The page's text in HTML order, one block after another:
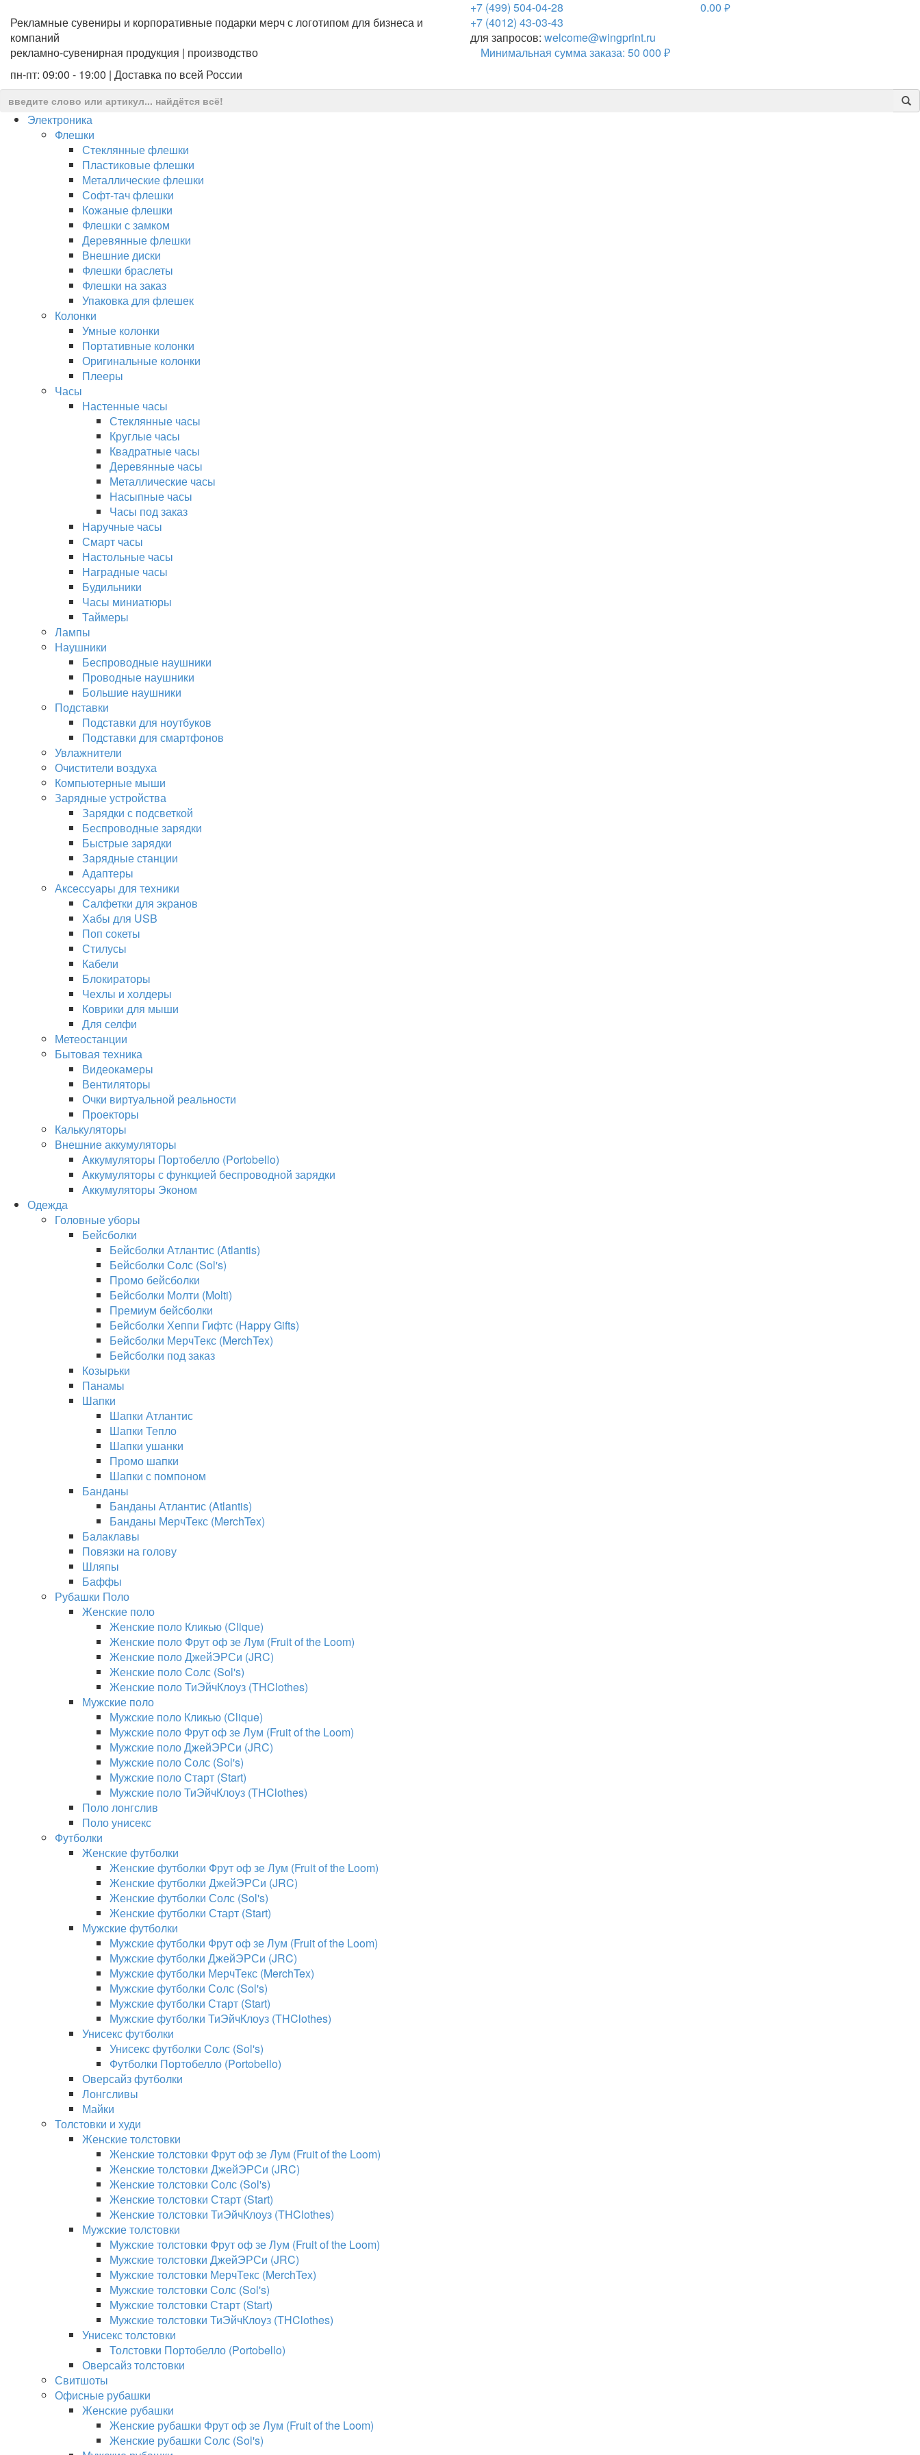
Рекламные сувениры и корпоративные подарки мерч с логотипом для бизнеса и
компаний
рекламно-сувенирная продукция | производство
пн-пт: 09:00 - 19:00 | Доставка по всей России
+7 (499) 504-04-28
+7 (4012) 43-03-43
для запросов: welcome@wingprint.ru
Минимальная сумма заказа: 50 000 ₽
0.00 руб.
Электроника
Флешки
Стеклянные флешки
Пластиковые флешки
Металлические флешки
Софт-тач флешки
Кожаные флешки
Флешки с замком
Деревянные флешки
Внешние диски
Флешки браслеты
Флешки на заказ
Упаковка для флешек
Колонки
Умные колонки
Портативные колонки
Оригинальные колонки
Плееры
Часы
Настенные часы
Стеклянные часы
Круглые часы
Квадратные часы
Деревянные часы
Металлические часы
Насыпные часы
Часы под заказ
Наручные часы
Смарт часы
Настольные часы
Наградные часы
Будильники
Часы миниатюры
Таймеры
Лампы
Наушники
Беспроводные наушники
Проводные наушники
Большие наушники
Подставки
Подставки для ноутбуков
Подставки для смартфонов
Увлажнители
Очистители воздуха
Компьютерные мыши
Зарядные устройства
Зарядки с подсветкой
Беспроводные зарядки
Быстрые зарядки
Зарядные станции
Адаптеры
Аксессуары для техники
Салфетки для экранов
Хабы для USB
Поп сокеты
Стилусы
Кабели
Блокираторы
Чехлы и холдеры
Коврики для мыши
Для селфи
Метеостанции
Бытовая техника
Видеокамеры
Вентиляторы
Очки виртуальной реальности
Проекторы
Калькуляторы
Внешние аккумуляторы
Аккумуляторы Портобелло (Portobello)
Аккумуляторы с функцией беспроводной зарядки
Аккумуляторы Эконом
Одежда
Головные уборы
Бейсболки
Бейсболки Атлантис (Atlantis)
Бейсболки Солс (Sol's)
Промо бейсболки
Бейсболки Молти (Molti)
Премиум бейсболки
Бейсболки Хеппи Гифтс (Happy Gifts)
Бейсболки МерчТекс (MerchTex)
Бейсболки под заказ
Козырьки
Панамы
Шапки
Шапки Атлантис
Шапки Тепло
Шапки ушанки
Промо шапки
Шапки с помпоном
Банданы
Банданы Атлантис (Atlantis)
Банданы МерчТекс (MerchTex)
Балаклавы
Повязки на голову
Шляпы
Баффы
Рубашки Поло
Женские поло
Женские поло Кликью (Clique)
Женские поло Фрут оф зе Лум (Fruit of the Loom)
Женские поло ДжейЭРСи (JRC)
Женские поло Солс (Sol's)
Женские поло ТиЭйчКлоуз (THClothes)
Мужские поло
Мужские поло Кликью (Clique)
Мужские поло Фрут оф зе Лум (Fruit of the Loom)
Мужские поло ДжейЭРСи (JRC)
Мужские поло Солс (Sol's)
Мужские поло Старт (Start)
Мужские поло ТиЭйчКлоуз (THClothes)
Поло лонгслив
Поло унисекс
Футболки
Женские футболки
Женские футболки Фрут оф зе Лум (Fruit of the Loom)
Женские футболки ДжейЭРСи (JRC)
Женские футболки Солс (Sol's)
Женские футболки Старт (Start)
Мужские футболки
Мужские футболки Фрут оф зе Лум (Fruit of the Loom)
Мужские футболки ДжейЭРСи (JRC)
Мужские футболки МерчТекс (MerchTex)
Мужские футболки Солс (Sol's)
Мужские футболки Старт (Start)
Мужские футболки ТиЭйчКлоуз (THClothes)
Унисекс футболки
Унисекс футболки Солс (Sol's)
Футболки Портобелло (Portobello)
Оверсайз футболки
Лонгсливы
Майки
Толстовки и худи
Женские толстовки
Женские толстовки Фрут оф зе Лум (Fruit of the Loom)
Женские толстовки ДжейЭРСи (JRC)
Женские толстовки Солс (Sol's)
Женские толстовки Старт (Start)
Женские толстовки ТиЭйчКлоуз (THClothes)
Мужские толстовки
Мужские толстовки Фрут оф зе Лум (Fruit of the Loom)
Мужские толстовки ДжейЭРСи (JRC)
Мужские толстовки МерчТекс (MerchTex)
Мужские толстовки Солс (Sol's)
Мужские толстовки Старт (Start)
Мужские толстовки ТиЭйчКлоуз (THClothes)
Унисекс толстовки
Толстовки Портобелло (Portobello)
Оверсайз толстовки
Свитшоты
Офисные рубашки
Женские рубашки
Женские рубашки Фрут оф зе Лум (Fruit of the Loom)
Женские рубашки Солс (Sol's)